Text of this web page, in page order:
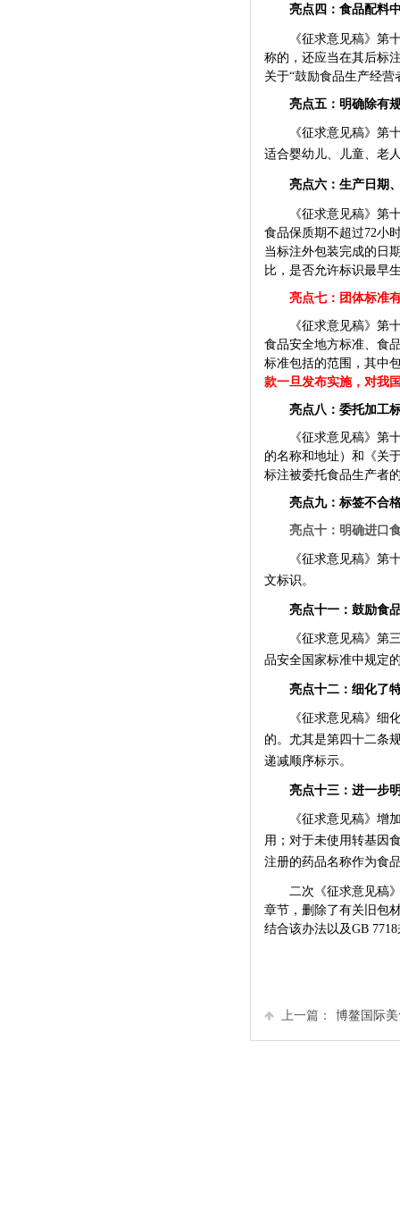
亮点四：食品配料
《征求意见稿》第
称的，还应当在其后标
关于“鼓励食品生产经
亮点五：明确除有
《征求意见稿》第
适合婴幼儿、儿童、老
亮点六：生产日期
《征求意见稿》第
食品保质期不超过72小
当标注外包装完成的日
比，是否允许标识最早
亮点七：团体标准
《征求意见稿》第
食品安全地方标准、食
标准包括的范围，其中
款一旦发布实施，对我
亮点八：委托加工
《征求意见稿》第
的名称和地址）和《关
标注被委托食品生产者
亮点九：标签不合
亮点十：明确进口
《征求意见稿》第
文标识。
亮点十一：鼓励食
《征求意见稿》第
品安全国家标准中规定
亮点十二：细化了
《征求意见稿》细
的。尤其是第四十二条
递减顺序标示。
亮点十三：进一步
《征求意见稿》增
用；对于未使用转基因
注册的药品名称作为食
二次《征求意见稿
章节，删除了有关旧包
结合该办法以及GB 7718
上一篇： 博鳌国际